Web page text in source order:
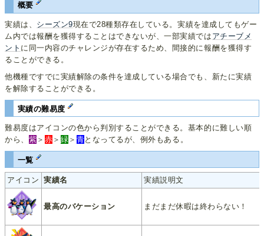
概要
実績は、 シーズン9現在で28種類存在している。実績を達成してもゲー
ム内では報酬を獲得することはできないが、一部実績では アチーブメ
ント に同一内容のチャレンジが存在するため、間接的に報酬を獲得す
ることができる。
他機種ですでに実績解除の条件を達成している場合でも、新たに実績
を解除することができる。
実績の難易度
難易度はアイコンの色から判別することができる。基本的に難しい順
から、 紫 ＞ 赤 ＞ 緑 ＞ 青となってるが、例外もある。
一覧
アイコン 実績名 実績説明文
最高のバケーション まだまだ休暇は終わらない！